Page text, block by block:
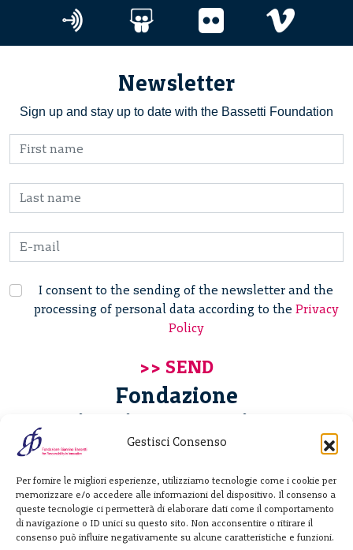
Gestisci Consenso
Per fornire le migliori esperienze, utilizziamo tecnologie come i cookie per
memorizzare e/o accedere alle informazioni del dispositivo. Il consenso a
queste tecnologie ci permetterà di elaborare dati come il comportamento
di navigazione o ID unici su questo sito. Non acconsentire o ritirare il
consenso può influire negativamente su alcune caratteristiche e funzioni.
Newsletter
Sign up and stay up to date with the Bassetti Foundation
I consent to the sending of the newsletter and the
processing of personal data according to the Privacy
Policy
Fondazione
Giannino Bassetti ETS
20122 Milano - Italia
T. +39 02 781933
F. + 39 02 76392030